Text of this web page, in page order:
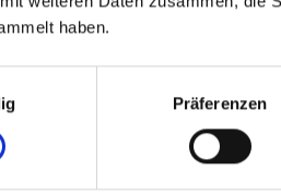
haben.
Präferenzen
Balkon oder